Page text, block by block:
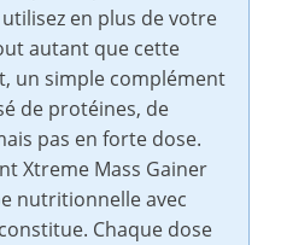
en plus de votre
autant que cette
un simple complément
de protéines, de
pas en forte dose.
Xtreme Mass Gainer
nutritionnelle avec
Chaque dose